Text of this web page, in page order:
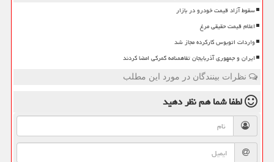
سقوط آزاد قیمت خودرو در بازار
اعلام قیمت حقیقی مرغ
واردات اتوبوس کارکرده مجاز شد
ایران و جمهوری آذربایجان تفاهمنامه گمرکی امضا کردند
نظرات بینندگان در مورد این مطلب
لطفا شما همنظر دهید